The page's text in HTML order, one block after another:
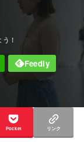
Pocket リンク